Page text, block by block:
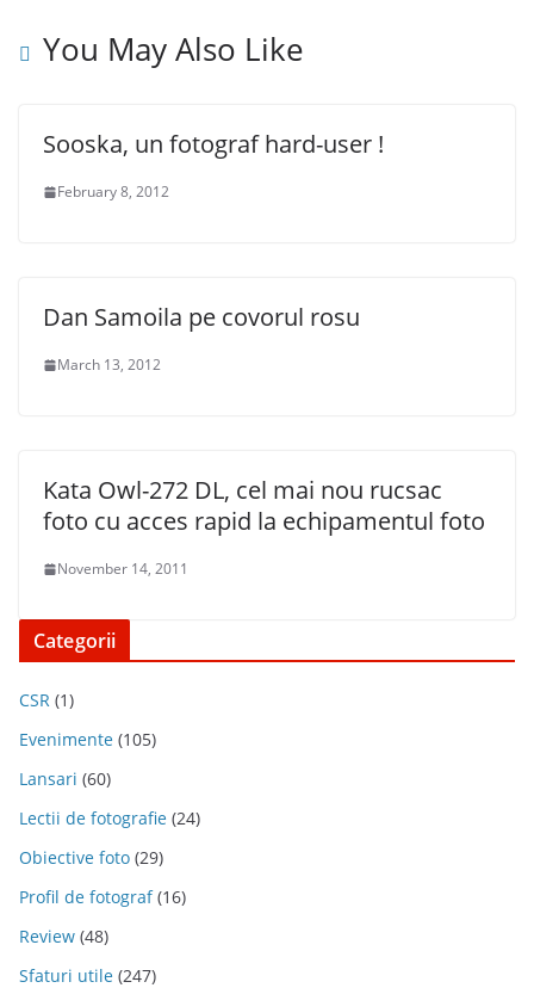
You May Also Like
Sooska, un fotograf hard-user !
February 8, 2012
Dan Samoila pe covorul rosu
March 13, 2012
Kata Owl-272 DL, cel mai nou rucsac
foto cu acces rapid la echipamentul foto
November 14, 2011
Categorii
CSR (1)
Evenimente (105)
Lansari (60)
Lectii de fotografie (24)
Obiective foto (29)
Profil de fotograf(16)
Review (48)
Sfaturi utile (247)